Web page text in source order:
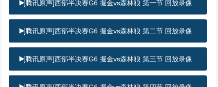
[腾讯原声]西部半决赛G6 掘金vs森林狼 第一节 回放录像
[腾讯原声]西部半决赛G6 掘金vs森林狼 第二节 回放录像
[腾讯原声]西部半决赛G6 掘金vs森林狼 第三节 回放录像